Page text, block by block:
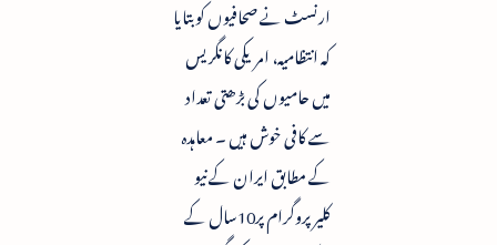
ارنسٹ نے صحافیوں کو بتایا
کہ انتظامیہ، امریکی کانگریس
میں حامیوں کی بڑھتی تعداد
سے کافی خوش ہیں ۔ معاہدہ
کے مطابق ایران کے نیو
کلیرپروگرام پر10سال کے